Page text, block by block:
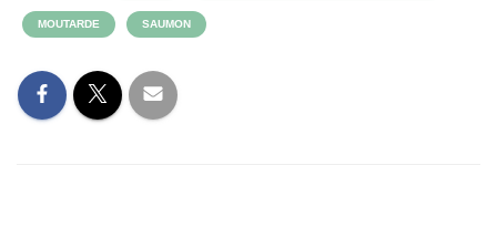
MOUTARDE SAUMON